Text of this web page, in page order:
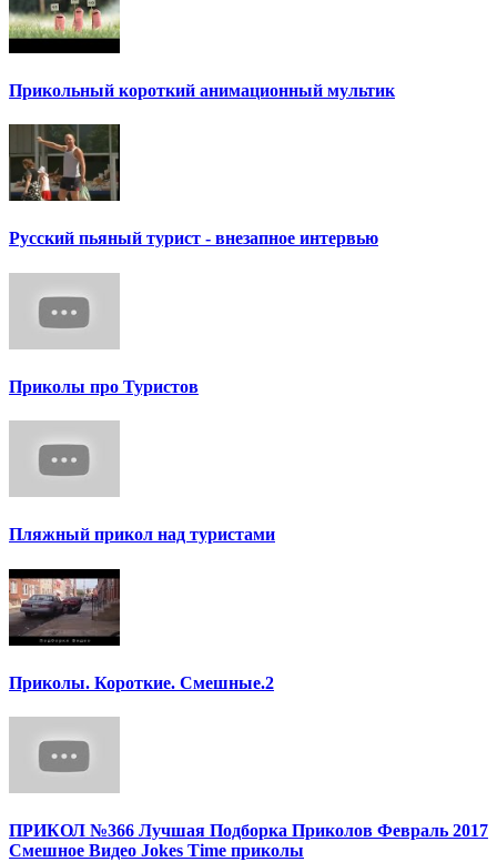
Прикольный короткий анимационный мультик
Русский пьяный турист - внезапное интервью
Приколы про Туристов
Пляжный прикол над туристами
Приколы. Короткие. Смешные.2
ПРИКОЛ №366 Лучшая Подборка Приколов Февраль 2017
Смешное Видео Jokes Time приколы